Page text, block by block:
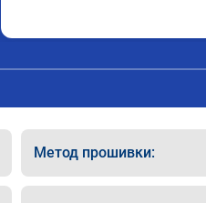
Метод прошивки: